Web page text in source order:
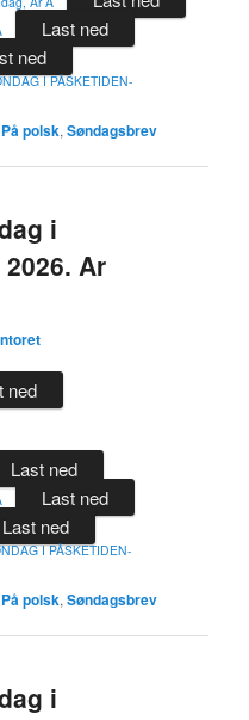
Last ned
ned
I PÅSKETIDEN-
På polsk,Søndagsbrev
i
Ar
ned
Last ned
Last ned
Last ned
I PÅSKETIDEN-
På polsk,Søndagsbrev
i